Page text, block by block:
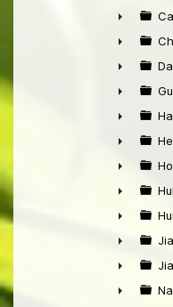
►
►
►
►
►
►
►
►
►
►
►
►